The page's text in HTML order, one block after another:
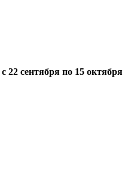
с 22 сентября по 15 октября